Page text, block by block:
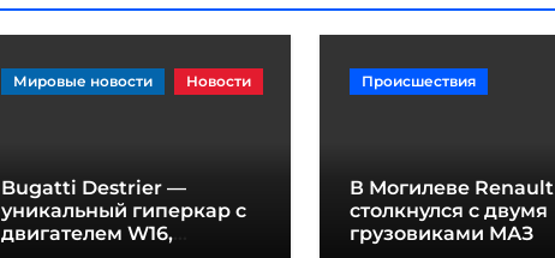
Мировые новости Новости
Bugatti Destrier —
уникальный гиперкар с
двигателем W16,
Происшествия
В Могилеве Renault
столкнулся с двумя
грузовиками МАЗ